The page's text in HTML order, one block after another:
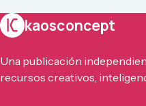
kaosconcept
Una publicación
recursos creativos,